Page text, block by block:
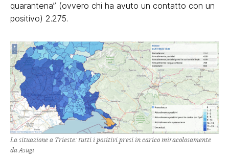
quarantena” (ovvero chi ha avuto un contatto con un
positivo) 2.275.
La situazione a Trieste: tutti i positivi presi in carico miracolosamente
da Asugi